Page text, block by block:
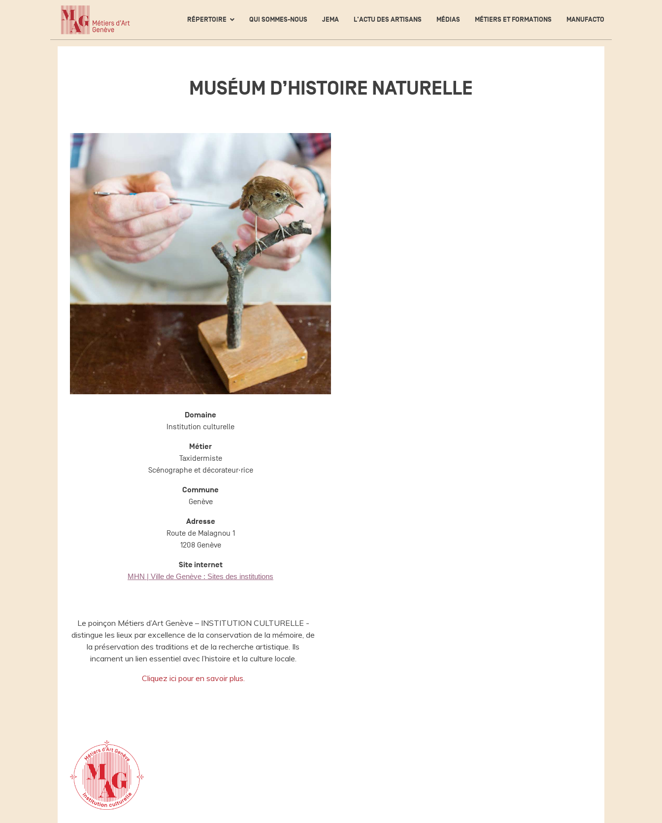
RÉPERTOIRE QUI SOMMES-NOUS JEMA L'ACTU DES ARTISANS MÉDIAS MÉTIERS ET FORMATIONS MANUFACTO
MUSÉUM D’HISTOIRE NATURELLE
Domaine
Institution culturelle
Métier
Taxidermiste
Scénographe et décorateur·rice
Commune
Genève
Adresse
Route de Malagnou 1
1208 Genève
Site internet
MHN | Ville de Genève : Sites des institutions
Le poinçon Métiers d’Art Genève – INSTITUTION CULTURELLE -
distingue les lieux par excellence de la conservation de la mémoire, de
la préservation des traditions et de la recherche artistique. Ils
incarnent un lien essentiel avec l’histoire et la culture locale.
Cliquez ici pour en savoir plus.